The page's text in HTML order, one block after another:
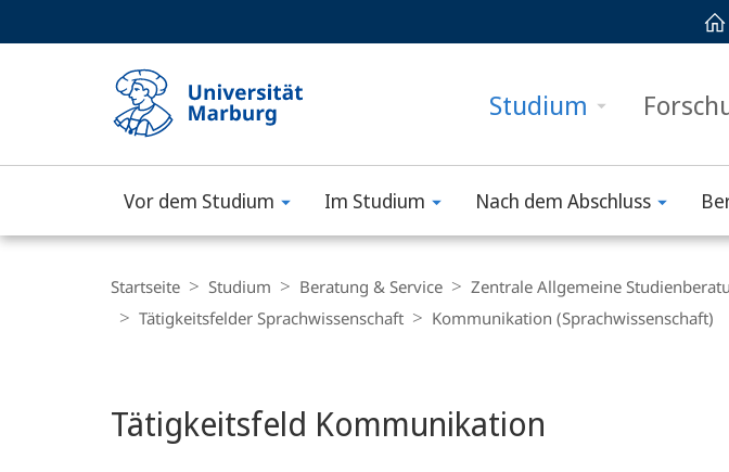
Studium
Philipps-
Universität
Marburg
Vor dem Studium Im Studium Nach dem Abschluss
Navigation
Startseite Studium Beratung & Service Zentrale Allgemeine
Tätigkeitsfelder Sprachwissenschaft
Kommunikation (Sprachwissenschaft)
Tätigkeitsfeld Kommunikation